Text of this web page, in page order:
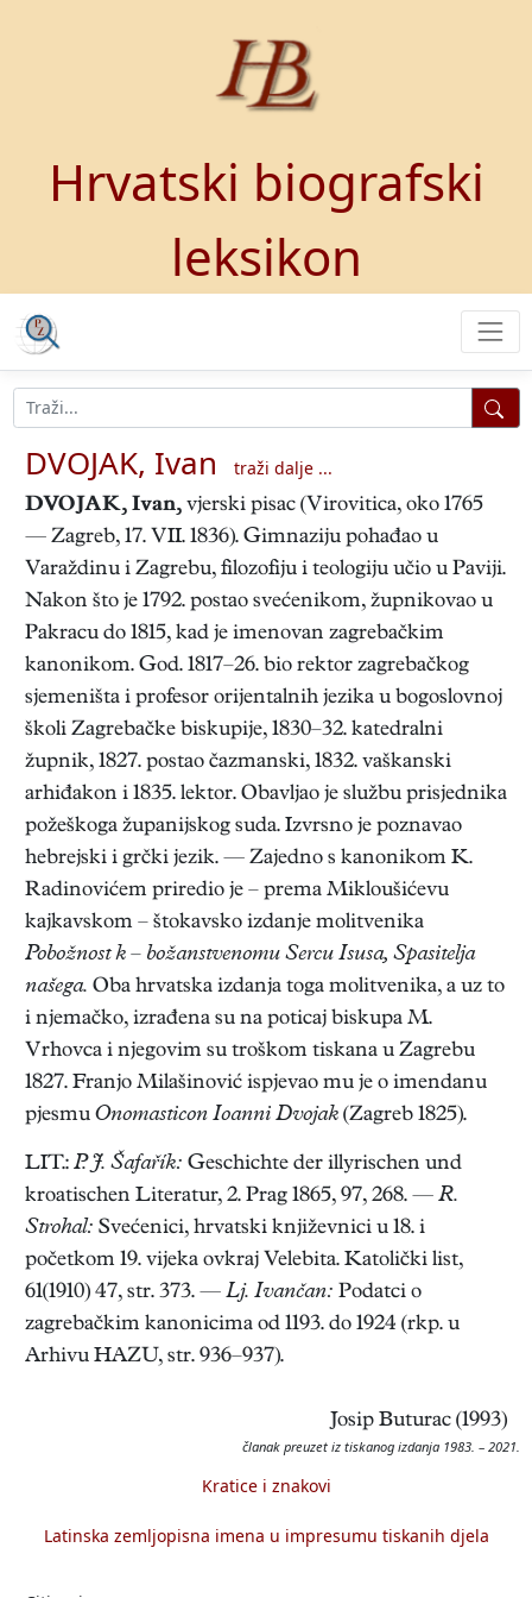
Hrvatski biografski
leksikon
DVOJAK, Ivan
traži dalje ...
DVOJAK, Ivan, vjerski pisac (Virovitica, oko 1765
— Zagreb, 17. VII. 1836). Gimnaziju pohađao u
Varaždinu i Zagrebu, filozofiju i teologiju učio u Paviji.
Nakon što je 1792. postao svećenikom, župnikovao u
Pakracu do 1815, kad je imenovan zagrebačkim
kanonikom. God. 1817–26. bio rektor zagrebačkog
sjemeništa i profesor orijentalnih jezika u bogoslovnoj
školi Zagrebačke biskupije, 1830–32. katedralni
župnik, 1827. postao čazmanski, 1832. vaškanski
arhiđakon i 1835. lektor. Obavljao je službu prisjednika
požeškoga županijskog suda. Izvrsno je poznavao
hebrejski i grčki jezik. — Zajedno s kanonikom K.
Radinovićem priredio je – prema Mikloušićevu
kajkavskom – štokavsko izdanje molitvenika
Pobožnost k – božanstvenomu Sercu Isusa, Spasitelja
našega. Oba hrvatska izdanja toga molitvenika, a uz to
i njemačko, izrađena su na poticaj biskupa M.
Vrhovca i njegovim su troškom tiskana u Zagrebu
1827. Franjo Milašinović ispjevao mu je o imendanu
pjesmu Onomasticon Ioanni Dvojak (Zagreb 1825).
LIT.: P. J. Šafařík: Geschichte der illyrischen und
kroatischen Literatur, 2. Prag 1865, 97, 268. — R.
Strohal: Svećenici, hrvatski književnici u 18. i
početkom 19. vijeka ovkraj Velebita. Katolički list,
61(1910) 47, str. 373. — Lj. Ivančan: Podatci o
zagrebačkim kanonicima od 1193. do 1924 (rkp. u
Arhivu HAZU, str. 936–937).
Josip Buturac (1993)
članak preuzet iz tiskanog izdanja 1983. – 2021.
Kratice i znakovi
Latinska zemljopisna imena u impresumu tiskanih djela